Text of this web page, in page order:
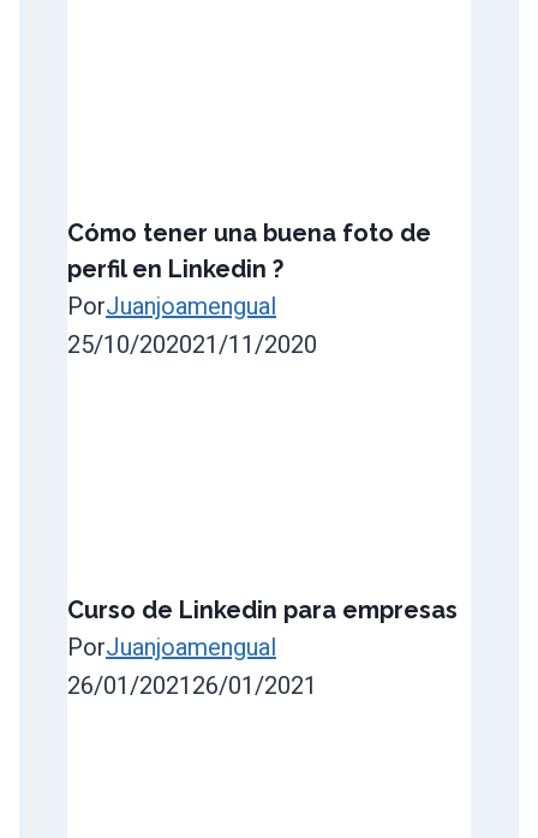
Cómo tener una buena foto de
perfil en Linkedin ?
PorJuanjoamengual
25/10/202021/11/2020
Curso de Linkedin para empresas
PorJuanjoamengual
26/01/2021 26/01/2021